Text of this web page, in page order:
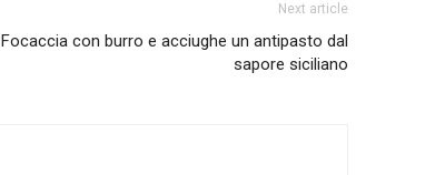
Next article
Focaccia con burro e acciughe un antipasto dal
sapore siciliano